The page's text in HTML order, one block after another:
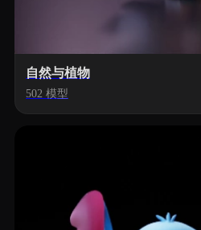
自然与植物
502 模型